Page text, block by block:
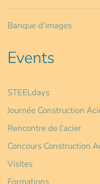
Banque d'images
Events
STEELdays
Journée Construction
Rencontre de l'acier
Concours Construction
Visites